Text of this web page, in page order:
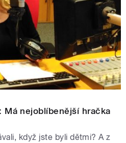
nejoblíbenější hračka
když jste byli dětmi? A z